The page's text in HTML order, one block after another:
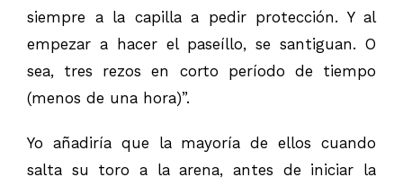
siempre a la capilla a pedir protección. Y al
empezar a hacer el paseíllo, se santiguan. O
sea, tres rezos en corto período de tiempo
(menos de una hora)”.
Yo añadiría que la mayoría de ellos cuando
salta su toro a la arena, antes de iniciar la